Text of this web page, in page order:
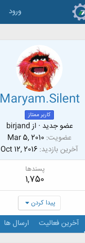
ورود
Maryam.Silent
کاربر ممتاز
عضو جدید · ازbirjand
عضویت Mar 5, 2010
آخرین بازدید Oct 12, 2016
پسندها
1,750
پیدا کردن
آخرین فعالیت ارسال ها